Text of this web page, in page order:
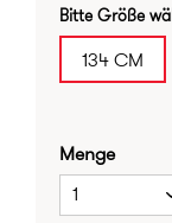
Bitte Größe
134 CM
Menge
1